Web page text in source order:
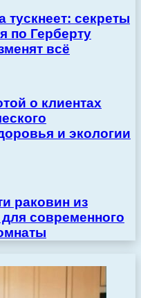
секреты
по Герберту
всё
о клиентах
и экологии
раковин из
современного